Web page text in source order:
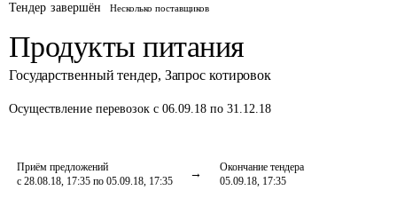
Тендер завершён Несколько поставщиков
Продукты питания
Государственный тендер, Запрос котировок
Осуществление перевозок с 06.09.18 по 31.12.18
Приём предложений
с 28.08.18, 17:35 по 05.09.18, 17:35
Окончание тендера
05.09.18, 17:35